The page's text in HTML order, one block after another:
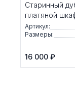
Старинный
платяной
Артикул:
Размеры:
16 000 ₽